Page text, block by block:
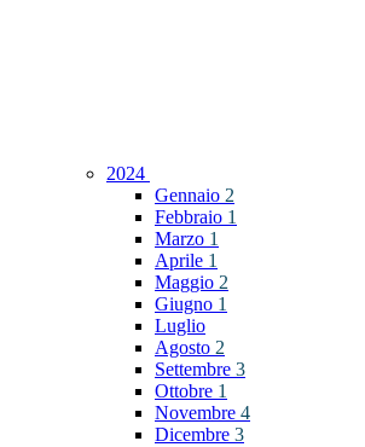
2024
Gennaio 2
Febbraio 1
Marzo 1
Aprile 1
Maggio 2
Giugno 1
Luglio
Agosto 2
Settembre 3
Ottobre 1
Novembre 4
Dicembre 3